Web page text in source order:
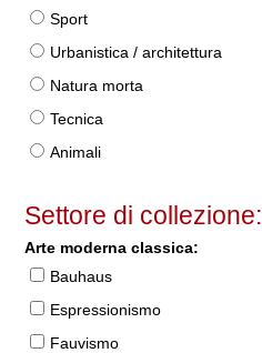
Sport
Urbanistica / architettura
Natura morta
Tecnica
Animali
Settore di collezione:
Arte moderna classica:
Bauhaus
Espressionismo
Fauvismo